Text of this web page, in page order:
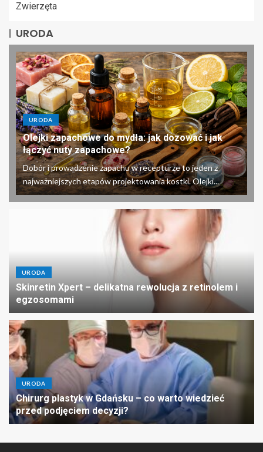
Zwierzęta
URODA
URODA
Olejki zapachowe do mydła: jak dozować i jak
łączyć nuty zapachowe?
Dobór i prowadzenie zapachu w recepturze to jeden z
najważniejszych etapów projektowania kostki. Olejki...
URODA
Skinretin Xpert – delikatna rewolucja z retinolem i
egzosomami
URODA
Chirurg plastyk w Gdańsku – co warto wiedzieć
przed podjęciem decyzji?